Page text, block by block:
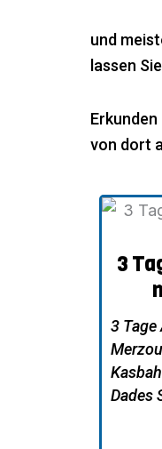
und
lassen
von dort
3
3 Tage
Dades